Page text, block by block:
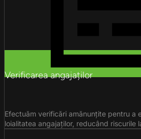
Verificarea angajaților
Efectuăm verificări amănunțite pentru a
loialitatea angajaților, reducând riscurile